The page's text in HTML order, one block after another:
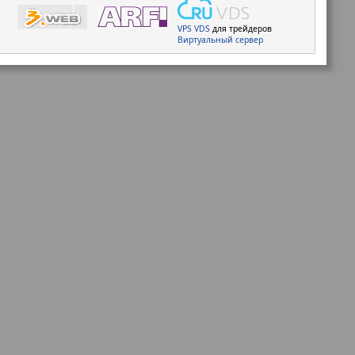
VPS VDS для трейдеров
Виртуальный сервер